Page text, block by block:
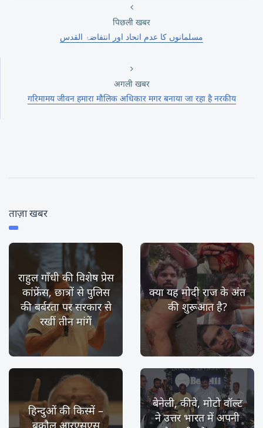
पिछली खबर
مسلمانوں کا عدم اتحاد اور انتفاضۂ القدس
अगली खबर
गरिमामय जीवन हमारा मौलिक अधिकार मगर बनाया जा रहा है नरकीय
ताज़ा खबर
राहुल गाँधी की विशेष प्रेस
कांफ्रेंस, छात्रों से पुलिस
की बर्बरता पर सरकार से
रखीं तीन मांगें
क्या यह मोदी राज के अंत
की शुरूआत है?
हिन्दुओं की किस्में –
बकौल आरएसएस
बेनेली, कीवे, मोटो वॉल्ट
ने उत्तर भारत में अपनी